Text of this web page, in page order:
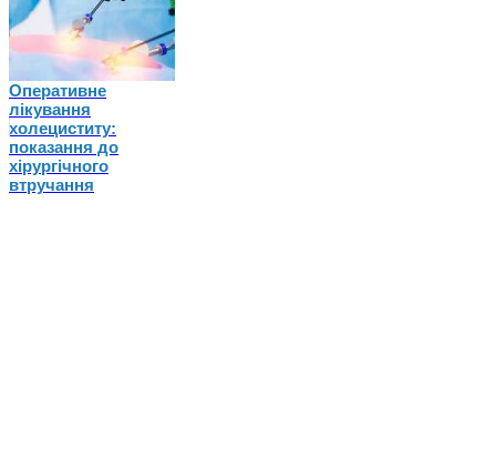
Оперативне
лікування
холециститу:
показання до
хірургічного
втручання